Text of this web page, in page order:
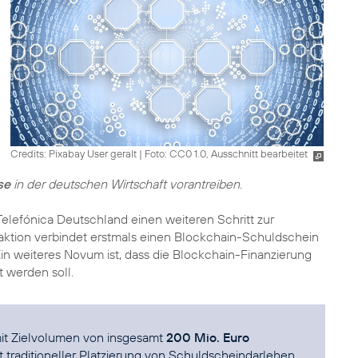
Credits: Pixabay User geralt| Foto: CC0 1.0, Ausschnitt bearbeitet
in der deutschen Wirtschaft vorantreiben.
Deutschland einen weiteren Schritt zur
verbindet erstmals einen Blockchain-Schuldschein
weiteres Novum ist, dass die Blockchain-Finanzierung
soll.
Zielvolumen von insgesamt 200 Mio. Euro
traditioneller Platzierung von Schuldscheindarlehen